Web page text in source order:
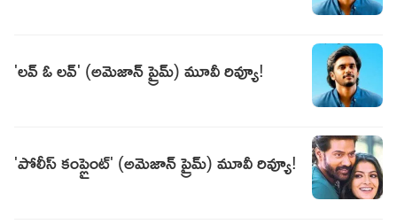
'లవ్ ఓ లవ్' (అమెజాన్ ప్రైమ్) మూవీ రివ్యూ!
'పోలీస్ కంప్లైంట్' (అమెజాన్ ప్రైమ్) మూవీ రివ్యూ!